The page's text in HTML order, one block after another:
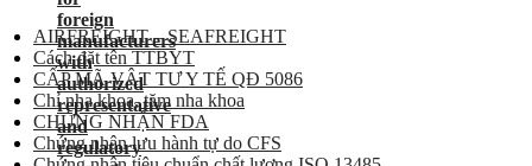
AIRFREIGHT – SEAFREIGHT
Cách đặt tên TTBYT
CẤP MÃ VẬT TƯ Y TẾ QĐ 5086
Chỉ nha khoa, tăm nha khoa
CHỨNG NHẬN FDA
Chứng nhận lưu hành tự do CFS